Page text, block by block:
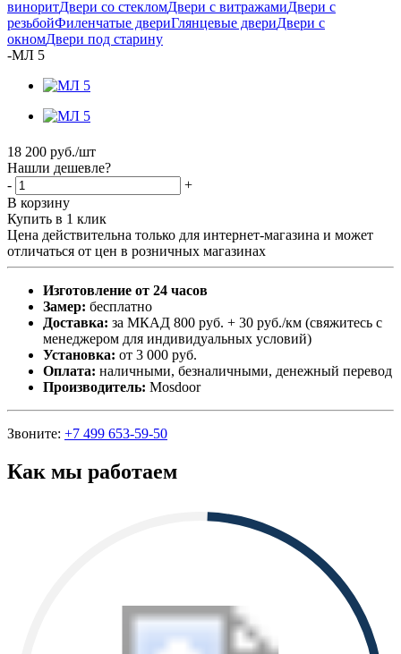
виноритДвери со стекломДвери с витражамиДвери с
резьбойФиленчатые двериГлянцевые двериДвери с
окномДвери под старину
-МЛ 5
18 200 руб./шт
Нашли дешевле?
-
+
В корзину
Купить в 1 клик
Цена действительна только для интернет-магазина и может
отличаться от цен в розничных магазинах
Изготовление от 24 часов
Замер: бесплатно
Доставка: за МКАД 800 руб. + 30 руб./км (свяжитесь с
менеджером для индивидуальных условий)
Установка: от 3 000 руб.
Оплата: наличными, безналичными, денежный перевод
Производитель: Mosdoor
Звоните: +7 499 653-59-50
Как мы работаем